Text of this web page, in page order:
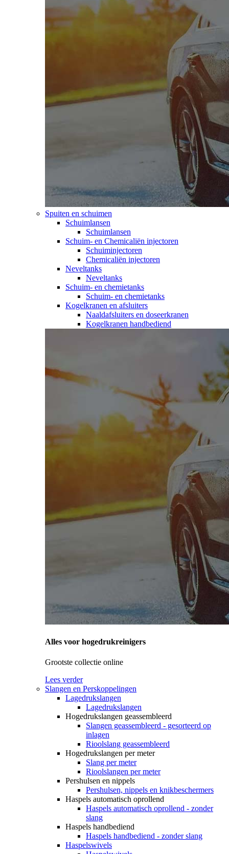
Spuiten en schuimen
Schuimlansen
Schuimlansen
Schuim- en Chemicaliën injectoren
Schuiminjectoren
Chemicaliën injectoren
Neveltanks
Neveltanks
Schuim- en chemietanks
Schuim- en chemietanks
Kogelkranen en afsluiters
Naaldafsluiters en doseerkranen
Kogelkranen handbediend
Alles voor hogedrukreinigers
Grootste collectie online
Lees verder
Slangen en Perskoppelingen
Lagedrukslangen
Lagedrukslangen
Hogedrukslangen geassembleerd
Slangen geassembleerd - gesorteerd op
inlagen
Rioolslang geassembleerd
Hogedrukslangen per meter
Slang per meter
Rioolslangen per meter
Pershulsen en nippels
Pershulsen, nippels en knikbeschermers
Haspels automatisch oprollend
Haspels automatisch oprollend - zonder
slang
Haspels handbediend
Haspels handbediend - zonder slang
Haspelswivels